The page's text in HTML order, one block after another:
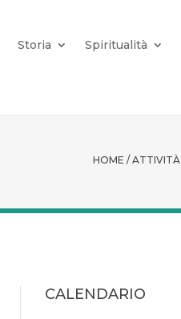
Storia Spiritualità
HOME / ATTIVITÀ
CALENDARIO